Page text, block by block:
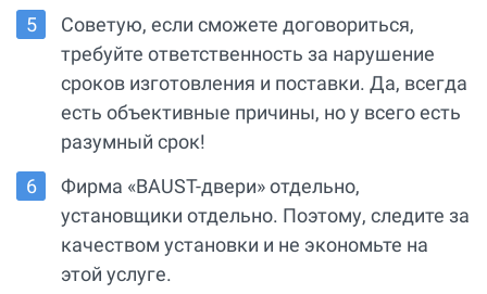
Советую, если сможете договориться,
требуйте ответственность за нарушение
сроков изготовления и поставки. Да, всегда
есть объективные причины, но у всего есть
разумный срок!
Фирма «BAUST-двери» отдельно,
установщики отдельно. Поэтому, следите за
качеством установки и не экономьте на
этой услуге.